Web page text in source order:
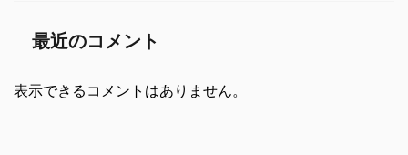
最近のコメント
表示できるコメントはありません。